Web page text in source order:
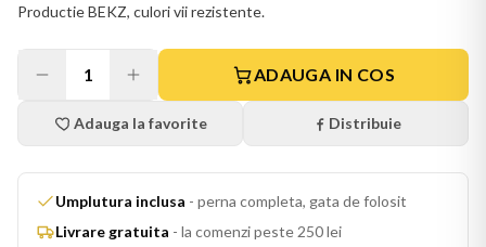
Productie BEKZ, culori vii rezistente.
1 ADAUGA IN COS
Adauga la favorite Distribuie
Umplutura inclusa - perna completa, gata de folosit
Livrare gratuita - la comenzi peste 250 lei